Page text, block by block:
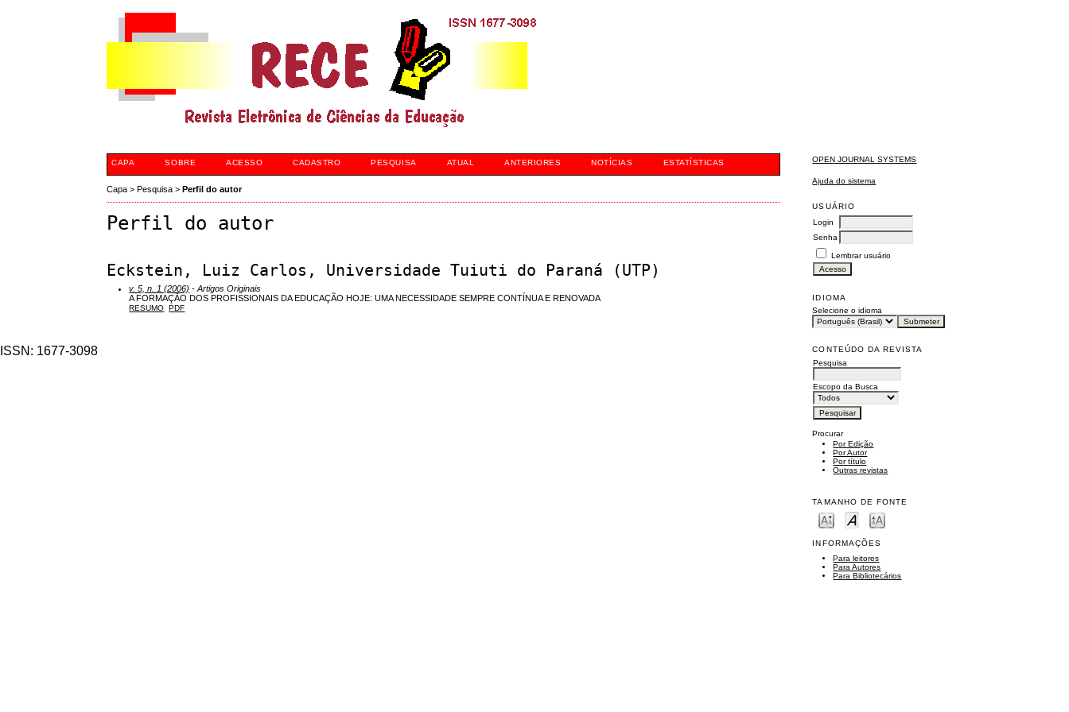
OPEN JOURNAL SYSTEMS
Ajuda do sistema
USUÁRIO
Login
Senha
Lembrar usuário
IDIOMA
Selecione o idioma
CONTEÚDO DA REVISTA
Pesquisa
Escopo da Busca
Procurar
Por Edição
Por Autor
Por título
Outras revistas
TAMANHO DE FONTE
INFORMAÇÕES
Para leitores
Para Autores
Para Bibliotecários
CAPA SOBRE ACESSO CADASTRO PESQUISA ATUAL ANTERIORES NOTÍCIAS ESTATÍSTICAS
Capa >Pesquisa >Perfil do autor
Perfil do autor
Eckstein, Luiz Carlos, Universidade Tuiuti do Paraná (UTP)
v. 5, n. 1 (2006) - Artigos Originais
A FORMAÇÃO DOS PROFISSIONAIS DA EDUCAÇÃO HOJE: UMA NECESSIDADE SEMPRE CONTÍNUA E RENOVADA
RESUMO PDF
ISSN: 1677-3098